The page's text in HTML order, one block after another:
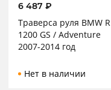
6 487 ₽
Траверса руля BMW R
1200 GS / Adventure
2007-2014 год
Нет в наличии